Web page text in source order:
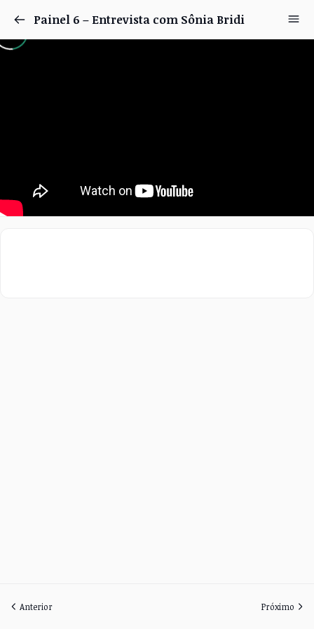
Painel 6 – Entrevista com Sônia Bridi
Anterior Próximo